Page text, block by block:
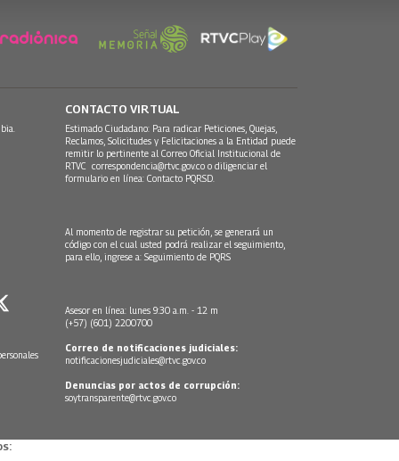
CONTACTO VIRTUAL
Estimado Ciudadano: Para radicar Peticiones, Quejas,
Reclamos, Solicitudes y Felicitaciones a la Entidad puede
remitir lo pertinente al Correo Oficial Institucional de
RTVC correspondencia@rtvc.gov.co o diligenciar el
formulario en línea: Contacto PQRSD.
Al momento de registrar su petición, se generará un
código con el cual usted podrá realizar el seguimiento,
para ello, ingrese a: Seguimiento de PQRS
Asesor en línea: lunes 9:30 a.m. - 12 m
(+57) (601) 2200700
Correo de notificaciones judiciales:
notificacionesjudiciales@rtvc.gov.co
Denuncias por actos de corrupción:
soytransparente@rtvc.gov.co